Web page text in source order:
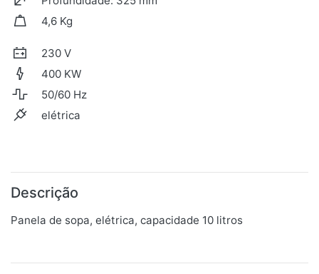
4,6 Kg
230 V
400 KW
50/60 Hz
elétrica
Descrição
Panela de sopa, elétrica, capacidade 10 litros